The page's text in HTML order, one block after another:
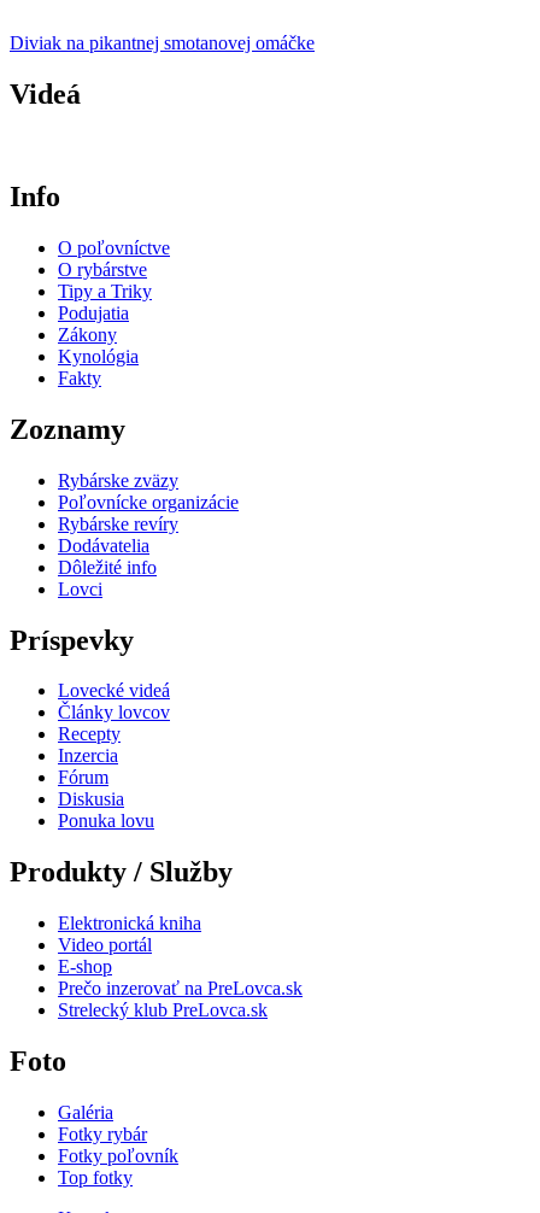
Diviak na pikantnej smotanovej omáčke
Videá
Info
O poľovníctve
O rybárstve
Tipy a Triky
Podujatia
Zákony
Kynológia
Fakty
Zoznamy
Rybárske zväzy
Poľovnícke organizácie
Rybárske revíry
Dodávatelia
Dôležité info
Lovci
Príspevky
Lovecké videá
Články lovcov
Recepty
Inzercia
Fórum
Diskusia
Ponuka lovu
Produkty / Služby
Elektronická kniha
Video portál
E-shop
Prečo inzerovať na PreLovca.sk
Strelecký klub PreLovca.sk
Foto
Galéria
Fotky rybár
Fotky poľovník
Top fotky